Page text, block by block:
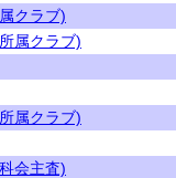
クラブ)
属クラブ)
属クラブ)
会主査)